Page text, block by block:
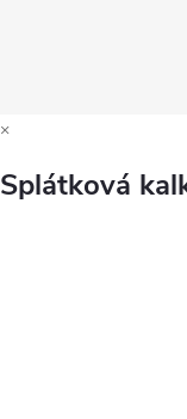
×
Splátková